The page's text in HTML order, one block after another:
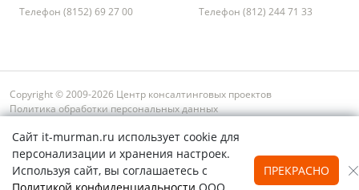
Сайт it-murman.ru использует cookie для
персонализации и хранения настроек.
Используя сайт, вы соглашаетесь с
ПРЕКРАСНО
Телефон (8152) 69 27 00
Телефон (812) 244 71 33
Copyright © 2009-2026 Центр консалтинговых проектов
Политика обработки персональных данных
Обратная связь
Карта сайта